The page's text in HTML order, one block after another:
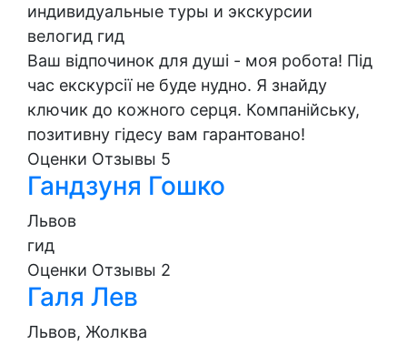
индивидуальные туры и экскурсии
велогид гид
Ваш відпочинок для душі - моя робота! Під
час екскурсії не буде нудно. Я знайду
ключик до кожного серця. Компанійську,
позитивну гідесу вам гарантовано!
Оценки Отзывы 5
Гандзуня Гошко
Львов
гид
Оценки Отзывы 2
Галя Лев
Львов, Жолква